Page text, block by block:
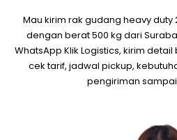
Mau kirim rak gudang heavy duty
dengan berat 500 kg dari
WhatsApp Klik Logistics, kirim
cek tarif, jadwal pickup,
pengiriman